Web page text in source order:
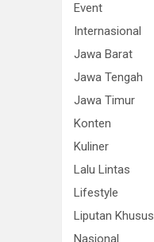
Event
Internasional
Jawa Barat
Jawa Tengah
Jawa Timur
Konten
Kuliner
Lalu Lintas
Lifestyle
Liputan Khusus
Nasional